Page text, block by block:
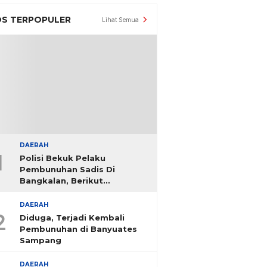
TERPOPULER Lihat Semua
DAERAH
Polisi Bekuk Pelaku
Pembunuhan Sadis Di
Bangkalan, Berikut
DAERAH
Diduga, Terjadi Kembali
Pembunuhan di Banyuates
Sampang
DAERAH